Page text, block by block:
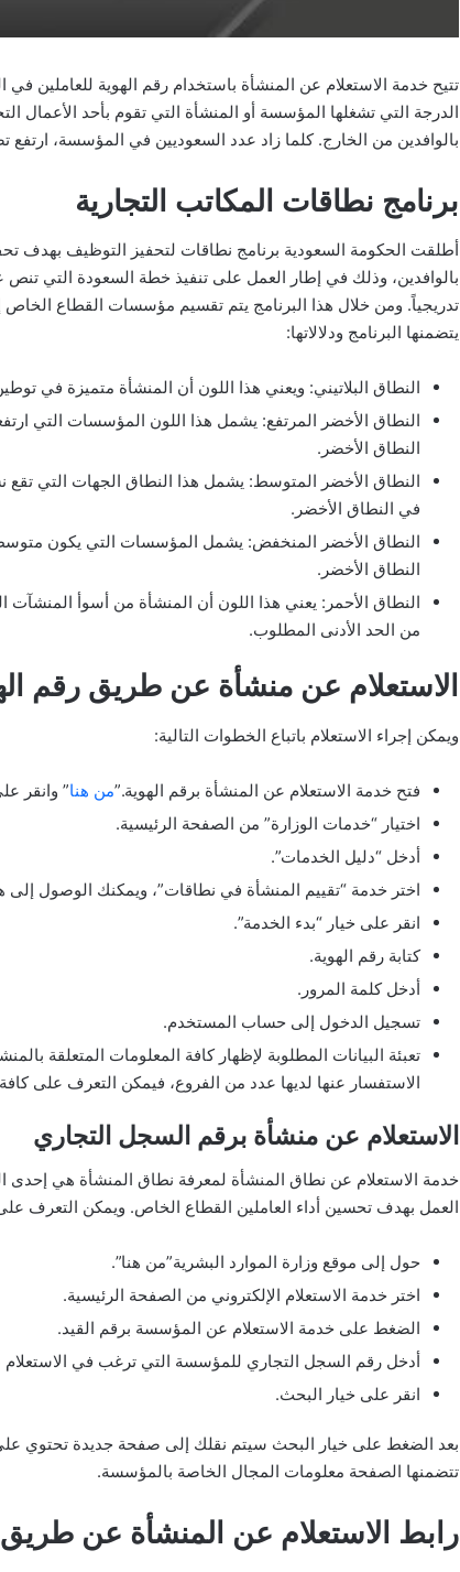
تتيح خدمة الاستعلام عن المنشأة باستخدام رقم الهوية للعاملين
الدرجة التي تشغلها المؤسسة أو المنشأة التي تقوم بأحد الأعمال
بالوافدين من الخارج. كلما زاد عدد السعوديين في المؤسسة،
برنامج نطاقات المكاتب التجارية
أطلقت الحكومة السعودية برنامج نطاقات لتحفيز التوظيف بهدف
بالوافدين، وذلك في إطار العمل على تنفيذ خطة السعودة التي
تدريجياً. ومن خلال هذا البرنامج يتم تقسيم مؤسسات القطاع
يتضمنها البرنامج ودلالاتها:
النطاق البلاتيني: ويعني هذا اللون أن المنشأة متميزة في
النطاق الأخضر المرتفع: يشمل هذا اللون المؤسسات التي
النطاق الأخضر.
النطاق الأخضر المتوسط: يشمل هذا النطاق الجهات التي
في النطاق الأخضر.
النطاق الأخضر المنخفض: يشمل المؤسسات التي يكون
النطاق الأخضر.
النطاق الأحمر: يعني هذا اللون أن المنشأة من أسوأ المنشآت
من الحد الأدنى المطلوب.
الاستعلام عن منشأة عن طريق رقم
ويمكن إجراء الاستعلام باتباع الخطوات التالية:
فتح خدمة الاستعلام عن المنشأة برقم الهوية.”من هنا” وانقر
اختيار “خدمات الوزارة” من الصفحة الرئيسية.
أدخل “دليل الخدمات”.
اختر خدمة “تقييم المنشأة في نطاقات”، ويمكنك الوصول إلى
انقر على خيار “بدء الخدمة”.
كتابة رقم الهوية.
أدخل كلمة المرور.
تسجيل الدخول إلى حساب المستخدم.
تعبئة البيانات المطلوبة لإظهار كافة المعلومات المتعلقة
الاستفسار عنها لديها عدد من الفروع، فيمكن التعرف على
الاستعلام عن منشأة برقم السجل التجاري
خدمة الاستعلام عن نطاق المنشأة لمعرفة نطاق المنشأة هي إحدى
العمل بهدف تحسين أداء العاملين القطاع الخاص. ويمكن التعرف
حول إلى موقع وزارة الموارد البشرية”من هنا”.
اختر خدمة الاستعلام الإلكتروني من الصفحة الرئيسية.
الضغط على خدمة الاستعلام عن المؤسسة برقم القيد.
أدخل رقم السجل التجاري للمؤسسة التي ترغب في الاستعلام
انقر على خيار البحث.
بعد الضغط على خيار البحث سيتم نقلك إلى صفحة جديدة تحتوي على
تتضمنها الصفحة معلومات المجال الخاصة بالمؤسسة.
رابط الاستعلام عن المنشأة عن طريق